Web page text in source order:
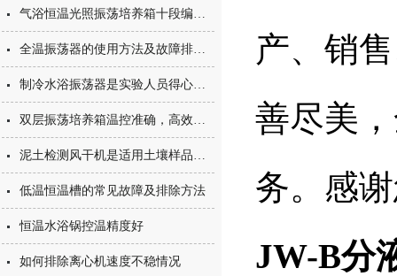
气浴恒温光照振荡培养箱十段编程智能控制
全温振荡器的使用方法及故障排除办法
制冷水浴振荡器是实验人员得心应手的理想设备
双层振荡培养箱温控准确，高效振荡
泥土检测风干机是适用土壤样品的干燥箱
低温恒温槽的常见故障及排除方法
恒温水浴锅控温精度好
如何排除离心机速度不稳情况
产、销
善尽美
务。感
JW-B分